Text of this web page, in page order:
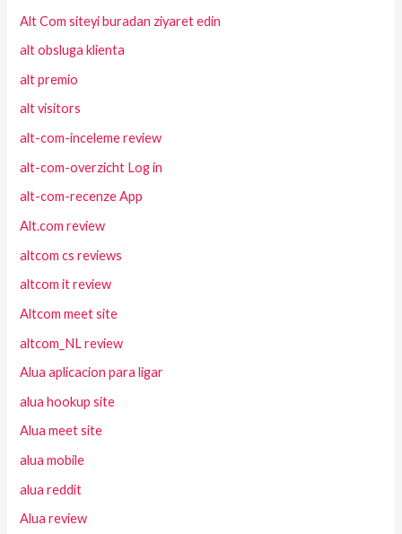
Alt Com siteyi buradan ziyaret edin
alt obsluga klienta
alt premio
alt visitors
alt-com-inceleme review
alt-com-overzicht Log in
alt-com-recenze App
Alt.com review
altcom cs reviews
altcom it review
Altcom meet site
altcom_NL review
Alua aplicacion para ligar
alua hookup site
Alua meet site
alua mobile
alua reddit
Alua review